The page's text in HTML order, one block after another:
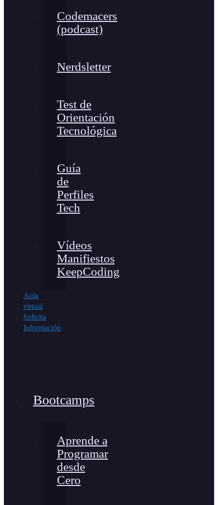
Codemacers
(podcast)
Nerdsletter
Test de
Orientación
Tecnológica
Guía
de
Perfiles
Tech
Vídeos
Manifiestos
KeepCoding
Aula
virtual
Solicita
Información
Bootcamps
Aprende a
Programar
desde
Cero